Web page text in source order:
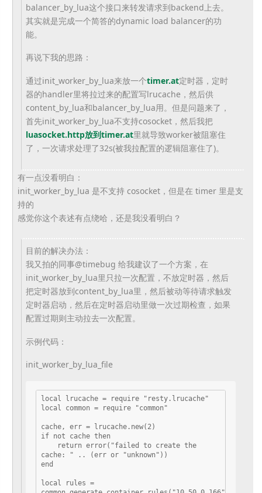
balancer_by_lua这个接口来转发请求到backend上去。
其实就是完成一个简答的dynamic load balancer的功
能。
再说下我的思路：
通过init_worker_by_lua来放一个timer.at定时器，定时
器的handler里将拉过来的配置写lrucache，然后供
content_by_lua和balancer_by_lua用。但是问题来了，
首先init_worker_by_lua不支持cosocket，然后我把
luasocket.http放到timer.at里就导致worker被阻塞住
了，一次请求处理了32s(被我拉配置的逻辑阻塞住了)。
有一点没看明白：
init_worker_by_lua 是不支持 cosocket，但是在 timer 里是支
持的
感觉你这个表述有点绕哈，还是我没看明白？
目前的解决办法：
我又拍的同事@timebug 给我建议了一个方案，在
init_worker_by_lua里只拉一次配置，不放定时器，然后
把定时器放到content_by_lua里，然后被动等待请求触发
定时器启动，然后在定时器启动里做一次过期检查，如果
配置过期则主动拉去一次配置。
示例代码：
init_worker_by_lua_file
local lrucache = require "resty.lrucache"
local common = require "common"
cache, err = lrucache.new(2)
if not cache then
cache: " .. (err or "unknown"))
end
local rules =